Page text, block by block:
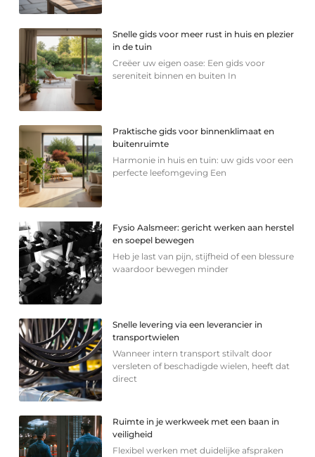
Snelle gids voor meer rust in huis en plezier
in de tuin
Creëer uw eigen oase: Een gids voor
sereniteit binnen en buiten In
Praktische gids voor binnenklimaat en
buitenruimte
Harmonie in huis en tuin: uw gids voor een
perfecte leefomgeving Een
Fysio Aalsmeer: gericht werken aan herstel
en soepel bewegen
Heb je last van pijn, stijfheid of een blessure
waardoor bewegen minder
Snelle levering via een leverancier in
transportwielen
Wanneer intern transport stilvalt door
versleten of beschadigde wielen, heeft dat
direct
Ruimte in je werkweek met een baan in
veiligheid
Flexibel werken met duidelijke afspraken